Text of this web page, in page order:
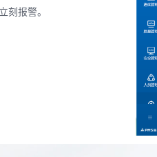
刻报警。